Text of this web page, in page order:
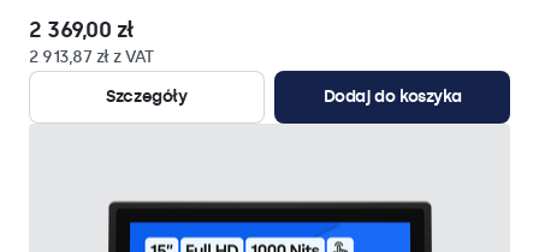
2 369,00 zł
2 913,87 zł z VAT
Szczegóły
Dodaj do koszyka